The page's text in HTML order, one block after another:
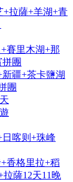
+拉薩+羊湖+青
賽里木湖+那
團
疆+茶卡鹽湖
團
喀则+珠峰
香格里拉+稻
薩12天11晚